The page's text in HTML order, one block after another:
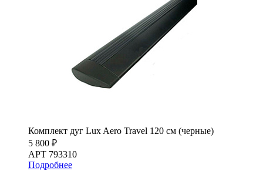
Комплект дуг Lux Aero Travel 120 см (черные)
5 800 ₽
АРТ 793310
Подробнее